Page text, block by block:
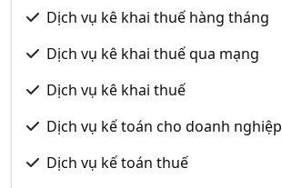
Dịch vụ kê khai thuế hàng tháng
Dịch vụ kê khai thuế qua mạng
Dịch vụ kê khai thuế
Dịch vụ kế toán cho doanh nghiệp
Dịch vụ kế toán thuế